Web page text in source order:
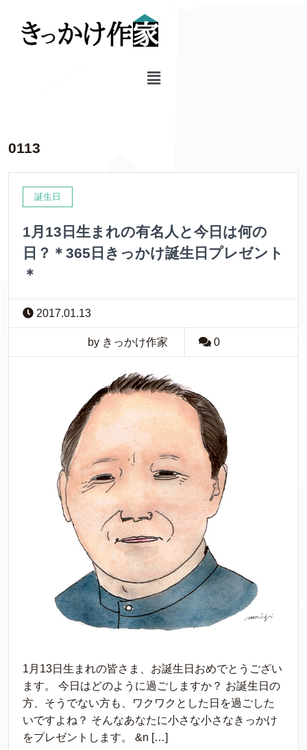
0113
誕生日
1月13日生まれの有名人と今日は何の
日？＊365日きっかけ誕生日プレゼント
＊
2017.01.13
by きっかけ作家 0
1月13日生まれの皆さま、お誕生日おめでとうござい
ます。 今日はどのように過ごしますか？ お誕生日の
方、そうでない方も、ワクワクとした日を過ごした
いですよね？ そんなあなたに小さな小さなきっかけ
をプレゼントします。 &n […]